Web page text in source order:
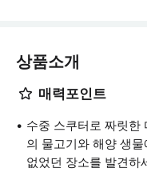
상품소개
매력포인트
수중 스쿠터로 짜릿한
의 물고기와 해양 생
없었던 장소를 발견하